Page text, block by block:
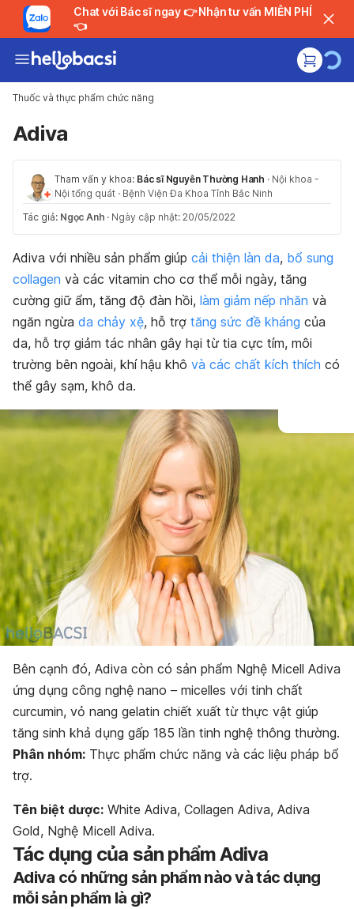
Chat với Bác sĩ ngay 👉 Nhận tư vấn MIỄN PHÍ
👈
Thuốc và thực phẩm chức năng
Adiva
Tham vấn y khoa: Bác sĩ Nguyễn Thường Hanh · Nội khoa -
Nội tổng quát · Bệnh Viện Đa Khoa Tỉnh Bắc Ninh
Tác giả: Ngọc Anh · Ngày cập nhật: 20/05/2022
Adiva với nhiều sản phẩm giúp cải thiện làn da, bổ sung
collagen và các vitamin cho cơ thể mỗi ngày, tăng
cường giữ ẩm, tăng độ đàn hồi, làm giảm nếp nhăn và
ngăn ngừa da chảy xệ, hỗ trợ tăng sức đề kháng của
da, hỗ trợ giảm tác nhân gây hại từ tia cực tím, môi
trường bên ngoài, khí hậu khô và các chất kích thích có
thể gây sạm, khô da.
Bên cạnh đó, Adiva còn có sản phẩm Nghệ Micell Adiva
ứng dụng công nghệ nano – micelles với tinh chất
curcumin, vỏ nang gelatin chiết xuất từ thực vật giúp
tăng sinh khả dụng gấp 185 lần tinh nghệ thông thường.
Phân nhóm: Thực phẩm chức năng và các liệu pháp bổ
trợ.
Tên biệt dược: White Adiva, Collagen Adiva, Adiva
Gold, Nghệ Micell Adiva.
Tác dụng của sản phẩm Adiva
Adiva có những sản phẩm nào và tác dụng
mỗi sản phẩm là gì?